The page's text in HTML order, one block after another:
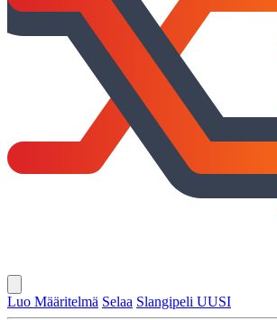
Luo Määritelmä Selaa Slangipeli UUSI